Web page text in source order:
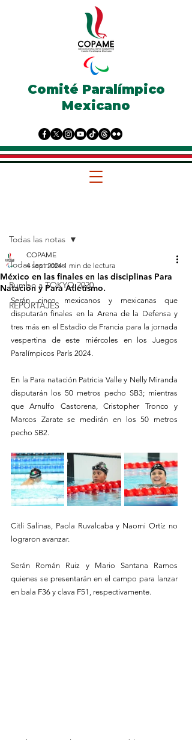
Comité Paralímpico
Mexicano
Todas las notas
Rumbo a TOKYO 2020
REPORTAJES
Todas las notas
México en las finales en las disciplinas Para
Natación y Para Atletismo.
COPAME
4 sept 2024 1 min de lectura
Serán cinco mexicanos y mexicanas que
disputarán finales en la Arena de la Defensa y
tres más en el Estadio de Francia para la jornada
vespertina de este miércoles en los Juegos
Paralímpicos París 2024.
En la Para natación Patricia Valle y Nelly Miranda
disputarán los 50 metros pecho SB3; mientras
que Arnulfo Castorena, Cristopher Tronco y
Marcos Zarate se medirán en los 50 metros
pecho SB2.
Citli Salinas, Paola Ruvalcaba y Naomi Ortíz no
lograron avanzar.
Serán Román Ruiz y Mario Santana Ramos
quienes se presentarán en el campo para lanzar
en bala F36 y clava F51, respectivamente.